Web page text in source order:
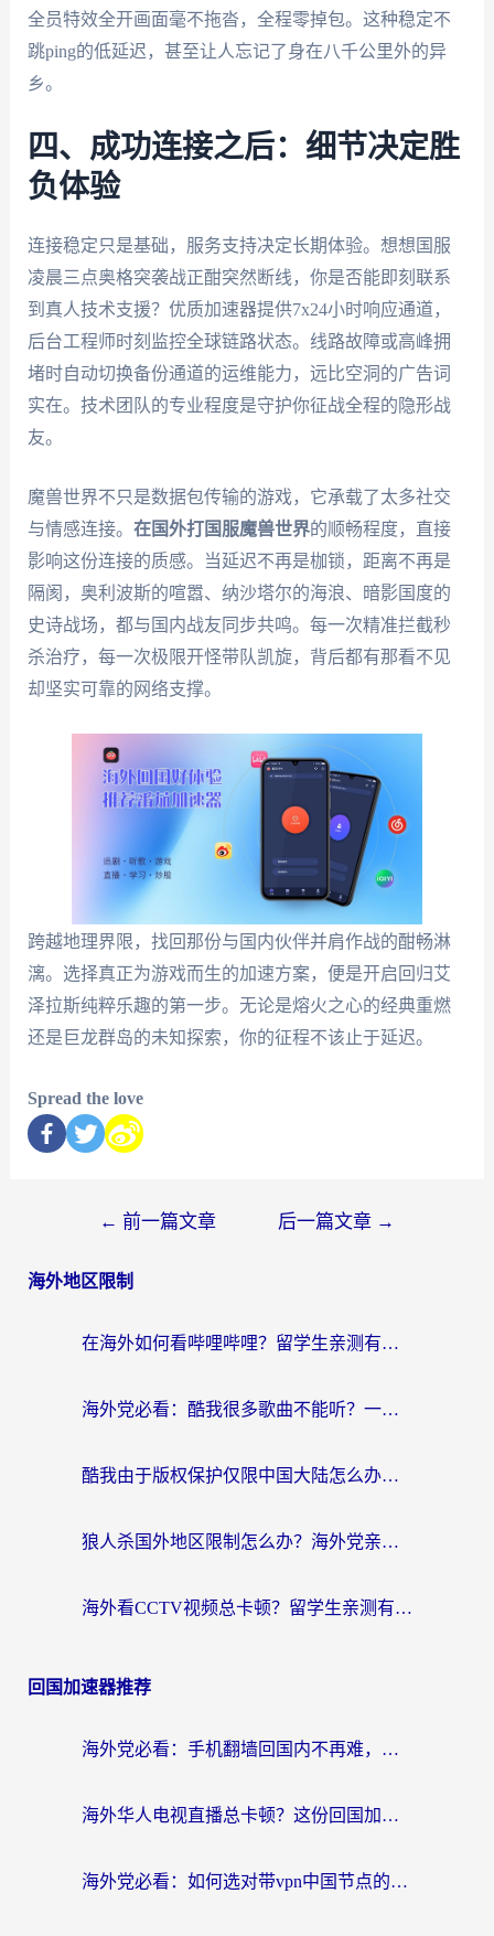
全员特效全开画面毫不拖沓，全程零掉包。这种稳定不
跳ping的低延迟，甚至让人忘记了身在八千公里外的异
乡。
四、成功连接之后：细节决定胜
负体验
连接稳定只是基础，服务支持决定长期体验。想想国服
凌晨三点奥格突袭战正酣突然断线，你是否能即刻联系
到真人技术支援？优质加速器提供7x24小时响应通道，
后台工程师时刻监控全球链路状态。线路故障或高峰拥
堵时自动切换备份通道的运维能力，远比空洞的广告词
实在。技术团队的专业程度是守护你征战全程的隐形战
友。
魔兽世界不只是数据包传输的游戏，它承载了太多社交
与情感连接。 在国外打国服魔兽世界的顺畅程度，直接
影响这份连接的质感。当延迟不再是枷锁，距离不再是
隔阂，奥利波斯的喧嚣、纳沙塔尔的海浪、暗影国度的
史诗战场，都与国内战友同步共鸣。每一次精准拦截秒
杀治疗，每一次极限开怪带队凯旋，背后都有那看不见
却坚实可靠的网络支撑。
跨越地理界限，找回那份与国内伙伴并肩作战的酣畅淋
漓。选择真正为游戏而生的加速方案，便是开启回归艾
泽拉斯纯粹乐趣的第一步。无论是熔火之心的经典重燃
还是巨龙群岛的未知探索，你的征程不该止于延迟。
Spread the love
← 前一篇文章 后一篇文章 →
海外地区限制
在海外如何看哔哩哔哩？留学生亲测有效的回国加速指南
海外党必看：酷我很多歌曲不能听？一招解决优酷版权限制+B站地域问题！
酷我由于版权保护仅限中国大陆怎么办？海外党亲测有效的解锁指南
狼人杀国外地区限制怎么办？海外党亲测有效的全场景回国加速指南
海外看CCTV视频总卡顿？留学生亲测有效的回国加速器选择指南
回国加速器推荐
海外党必看：手机翻墙回国内不再难，一篇搞定无缝访问国内资源指南
海外华人电视直播总卡顿？这份回国加速器选择指南帮你无缝看国内资源
海外党必看：如何选对带vpn中国节点的加速器？无缝访问国内资源全攻略